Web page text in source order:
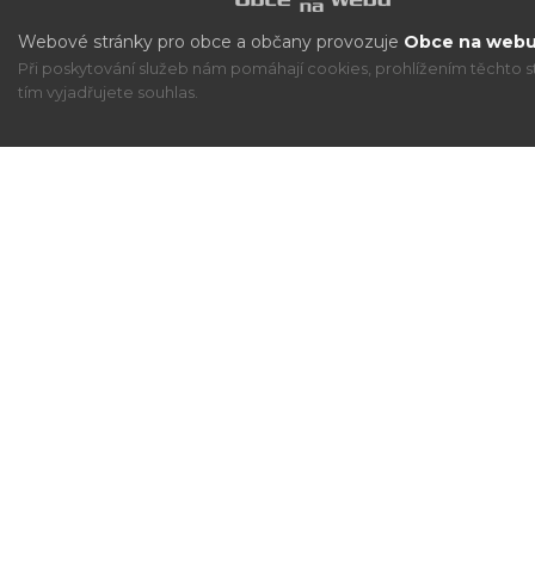
Webové stránky pro obce a občany provozuje Obce na
Při poskytování služeb nám pomáhají cookies, prohlížením těchto
tím vyjadřujete souhlas.